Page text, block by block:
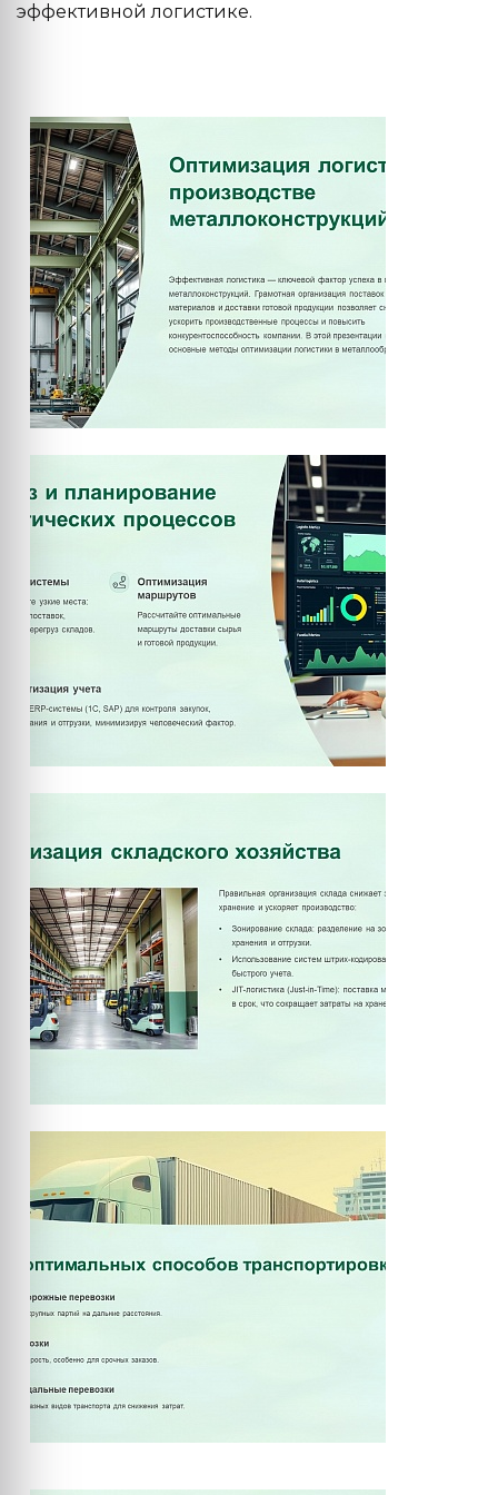
эффективной логистике.